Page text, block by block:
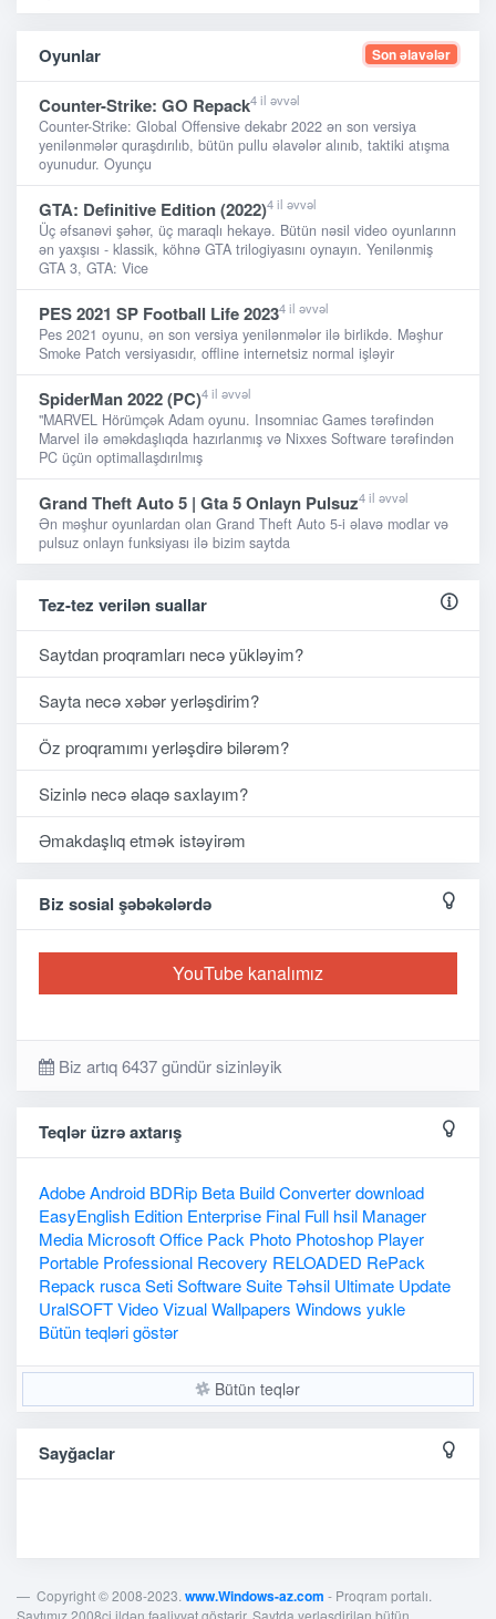
Oyunlar Son əlavələr
Counter-Strike: GO Repack4 il əvvəl
Counter-Strike: Global Offensive dekabr 2022 ən son versiya
yenilənmələr quraşdırılıb, bütün pullu əlavələr alınıb, taktiki atışma
oyunudur. Oyunçu
GTA: Definitive Edition (2022)4 il əvvəl
Üç əfsanəvi şəhər, üç maraqlı hekayə. Bütün nəsil video oyunlarınn
ən yaxşısı - klassik, köhnə GTA trilogiyasını oynayın. Yenilənmiş
GTA 3, GTA: Vice
PES 2021 SP Football Life 20234 il əvvəl
Pes 2021 oyunu, ən son versiya yenilənmələr ilə birlikdə. Məşhur
Smoke Patch versiyasıdır, offline internetsiz normal işləyir
SpiderMan 2022 (PC)4 il əvvəl
"MARVEL Hörümçək Adam oyunu. Insomniac Games tərəfindən
Marvel ilə əməkdaşlıqda hazırlanmış və Nixxes Software tərəfindən
PC üçün optimallaşdırılmış
Grand Theft Auto 5 | Gta 5 Onlayn Pulsuz4 il əvvəl
Ən məşhur oyunlardan olan Grand Theft Auto 5-i əlavə modlar və
pulsuz onlayn funksiyası ilə bizim saytda
Tez-tez verilən suallar
Saytdan proqramları necə yükləyim?
Sayta necə xəbər yerləşdirim?
Öz proqramımı yerləşdirə bilərəm?
Sizinlə necə əlaqə saxlayım?
Əmakdaşlıq etmək istəyirəm
Biz sosial şəbəkələrdə
YouTube kanalımız
Biz artıq 6437 gündür sizinləyik
Teqlər üzrə axtarış
AdobeAndroid BDRip Beta BuildConverterdownload
EasyEnglish Edition Enterprise Final Full hsil Manager
Media MicrosoftOffice Pack Photo Photoshop Player
Portable Professional Recovery RELOADED RePack
Repack ruscaSetiSoftwareSuiteTəhsil Ultimate Update
UralSOFTVideoVizualWallpapers Windows yukle
Bütün teqləri göstər
Bütün teqlər
Sayğaclar
Copyright © 2008-2023. www.Windows-az.com - Proqram portalı.
Saytımız 2008ci ildən fəaliyyət göstərir. Saytda yerləşdirilən bütün